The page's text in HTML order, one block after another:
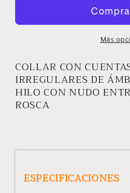
Más
COLLAR CON
IRREGULARES DE
HILO CON NUDO
ROSCA
ESPECIFICACIONES